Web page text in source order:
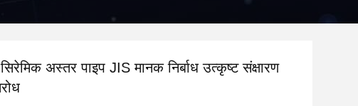
अस्तर पाइप JIS मानक निर्बाध उत्कृष्ट संक्षारण